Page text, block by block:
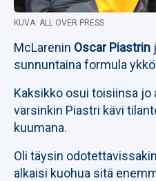
KUVA: ALL OVER PRESS
McLarenin Oscar Piastrin
sunnuntaina formula
Kaksikko osui toisiinsa jo
varsinkin Piastri kävi
kuumana.
Oli täysin
alkaisi kuohua sitä